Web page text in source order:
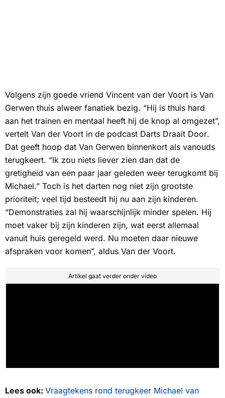
Volgens zijn goede vriend Vincent van der Voort is Van
Gerwen thuis alweer fanatiek bezig. “Hij is thuis hard
aan het trainen en mentaal heeft hij de knop al omgezet”,
vertelt Van der Voort in de podcast Darts Draait Door.
Dat geeft hoop dat Van Gerwen binnenkort als vanouds
terugkeert. “Ik zou niets liever zien dan dat de
gretigheid van een paar jaar geleden weer terugkomt bij
Michael.” Toch is het darten nog niet zijn grootste
prioriteit; veel tijd besteedt hij nu aan zijn kinderen.
“Demonstraties zal hij waarschijnlijk minder spelen. Hij
moet vaker bij zijn kinderen zijn, wat eerst allemaal
vanuit huis geregeld werd. Nu moeten daar nieuwe
afspraken voor komen”, aldus Van der Voort.
Artikel gaat verder onder video
Lees ook: Vraagtekens rond terugkeer Michael van